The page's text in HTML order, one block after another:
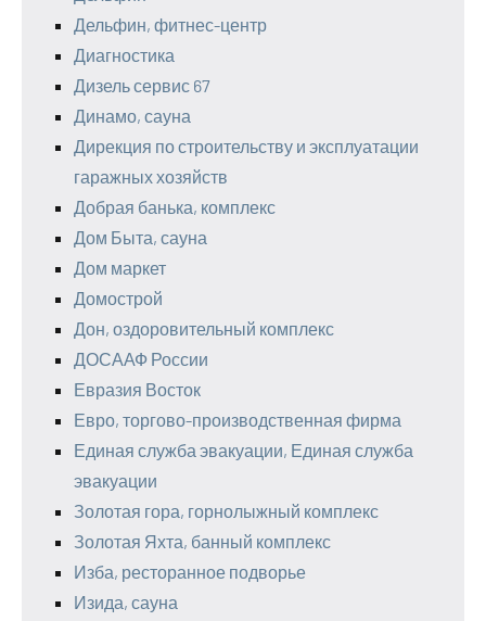
Дельфин, фитнес-центр
Диагностика
Дизель сервис 67
Динамо, сауна
Дирекция по строительству и эксплуатации
гаражных хозяйств
Добрая банька, комплекс
Дом Быта, сауна
Дом маркет
Домострой
Дон, оздоровительный комплекс
ДОСААФ России
Евразия Восток
Евро, торгово-производственная фирма
Единая служба эвакуации, Единая служба
эвакуации
Золотая гора, горнолыжный комплекс
Золотая Яхта, банный комплекс
Изба, ресторанное подворье
Изида, сауна